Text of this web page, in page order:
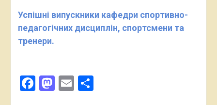
Успішні випускники кафедри спортивно-
педагогічних дисциплін, спортсмени та
тренери.
Facebook
Mastodon
EmailПоділитися